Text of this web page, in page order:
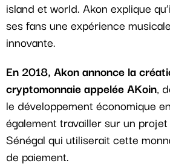
island et world. Akon explique
ses fans une expérience
innovante.
En 2018, Akon annonce la
cryptomonnaie appelée AKoin,
le développement économique
également travailler sur un
Sénégal qui utiliserait cette
de paiement.